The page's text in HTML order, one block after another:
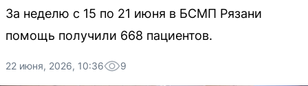
За неделю с 15 по 21 июня в БСМП Рязани
помощь получили 668 пациентов.
22 июня, 2026, 10:36 9